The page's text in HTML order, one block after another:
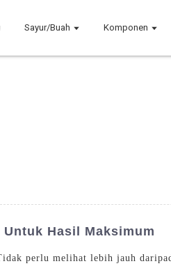
Sayur/Buah Komponen
Untuk Hasil Maksimum
perlu melihat lebih jauh